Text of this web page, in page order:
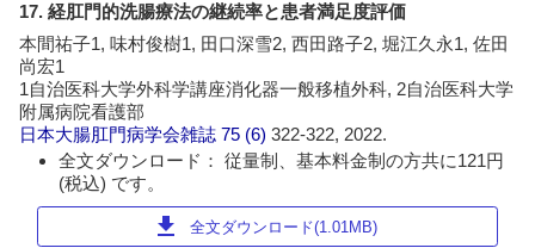
17. 経肛門的洗腸療法の継続率と患者満足度評価
本間祐子1, 味村俊樹1, 田口深雪2, 西田路子2, 堀江久永1, 佐田
尚宏1
1自治医科大学外科学講座消化器一般移植外科, 2自治医科大学
附属病院看護部
日本大腸肛門病学会雑誌 75 (6)322-322, 2022.
全文ダウンロード： 従量制、基本料金制の方共に121円
(税込) です。
download 全文ダウンロード(1.01MB)